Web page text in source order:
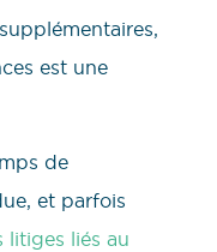
est une
de
et parfois
litiges liés au